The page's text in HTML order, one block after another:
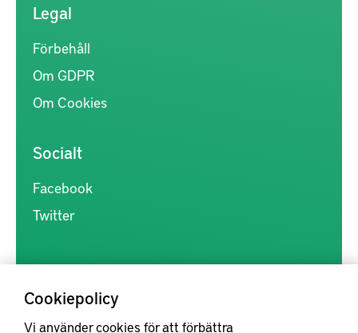
Cookiepolicy
Vi använder cookies för att förbättra
Legal
Förbehåll
Om GDPR
Om Cookies
Socialt
Facebook
Twitter